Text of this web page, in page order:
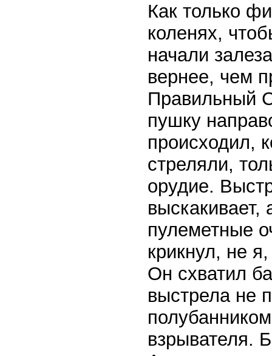
Как только
коленях,
начали
вернее, чем
Правильный
пушку
происходил,
стреляли,
орудие.
выскакивает,
пулеметные
крикнул, не
Он схватил
выстрела не
взрывателя.